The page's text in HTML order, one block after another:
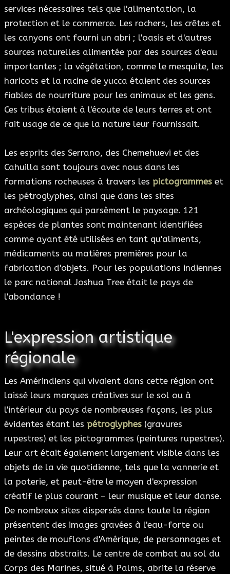
services nécessaires tels que l'alimentation, la
protection et le commerce. Les rochers, les crêtes et
les canyons ont fourni un abri ; l'oasis et d'autres
sources naturelles alimentée par des sources d'eau
importantes ; la végétation, comme le mesquite, les
haricots et la racine de yucca étaient des sources
fiables de nourriture pour les animaux et les gens.
Ces tribus étaient à l'écoute de leurs terres et ont
fait usage de ce que la nature leur fournissait.
Les esprits des Serrano, des Chemehuevi et des
Cahuilla sont toujours avec nous dans les
formations rocheuses à travers les pictogrammes et
les pétroglyphes, ainsi que dans les sites
archéologiques qui parsèment le paysage. 121
espèces de plantes sont maintenant identifiées
comme ayant été utilisées en tant qu'aliments,
médicaments ou matières premières pour la
fabrication d'objets. Pour les populations indiennes
le parc national Joshua Tree était le pays de
l'abondance !
L'expression artistique
régionale
Les Amérindiens qui vivaient dans cette région ont
laissé leurs marques créatives sur le sol ou à
l'intérieur du pays de nombreuses façons, les plus
évidentes étant les pétroglyphes (gravures
rupestres) et les pictogrammes (peintures rupestres).
Leur art était également largement visible dans les
objets de la vie quotidienne, tels que la vannerie et
la poterie, et peut-être le moyen d'expression
créatif le plus courant – leur musique et leur danse.
De nombreux sites dispersés dans toute la région
présentent des images gravées à l'eau-forte ou
peintes de mouflons d'Amérique, de personnages et
de dessins abstraits. Le centre de combat au sol du
Corps des Marines, situé à Palms, abrite la réserve